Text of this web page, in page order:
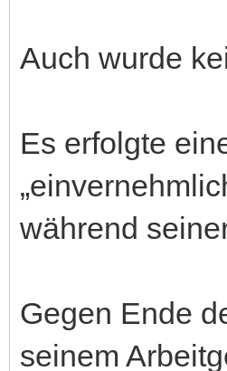
Auch wurde
Es erfolgte
während
Gegen Ende
seinem